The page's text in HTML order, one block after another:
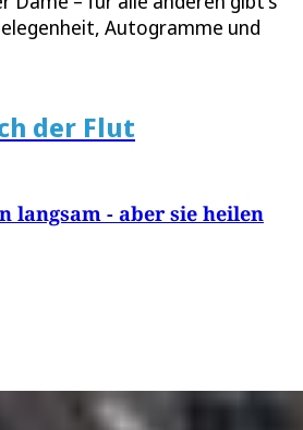
Autogramme und
der Flut
langsam - aber sie heilen